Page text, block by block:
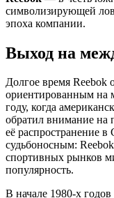
символизирующей
эпоха компании.
Выход на
Долгое время Reebok
ориентированным на
году, когда
обратил внимание на
её распространение
судьбоносным:
спортивных рынков
популярность.
В начале 1980-х